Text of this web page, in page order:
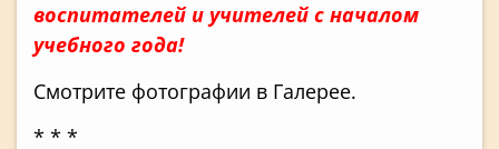
воспитателей и учителей с началом
учебного года!
Смотрите фотографии в Галерее.
* * *